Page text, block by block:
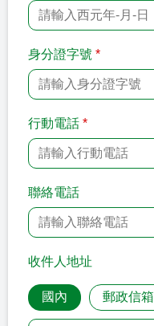
身分證字號 *
行動電話 *
聯絡電話
收件人地址
國內 郵政信箱